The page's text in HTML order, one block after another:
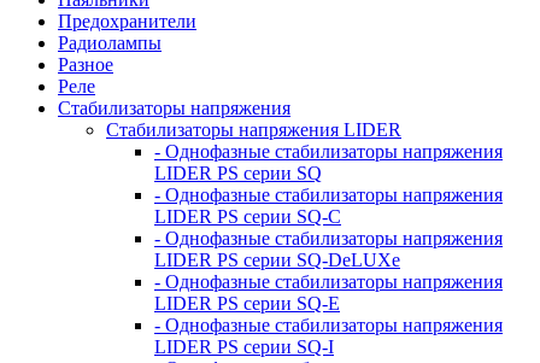
Предохранители
Радиолампы
Разное
Реле
Стабилизаторы напряжения
Стабилизаторы напряжения LIDER
- Однофазные стабилизаторы напряжения
LIDER PS серии SQ
- Однофазные стабилизаторы напряжения
LIDER PS серии SQ-C
- Однофазные стабилизаторы напряжения
LIDER PS серии SQ-DeLUXe
- Однофазные стабилизаторы напряжения
LIDER PS серии SQ-E
- Однофазные стабилизаторы напряжения
LIDER PS серии SQ-I